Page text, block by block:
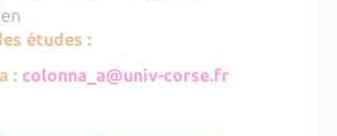
études :
: colonna_a@univ-corse.fr